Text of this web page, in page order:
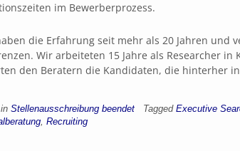
im Bewerberprozess.
die Erfahrung seit mehr als 20 Jahren
Wir arbeiteten 15 Jahre als Researcher
den Beratern die Kandidaten, die hinterher
Stellenausschreibung beendet Tagged Executive
, Recruiting